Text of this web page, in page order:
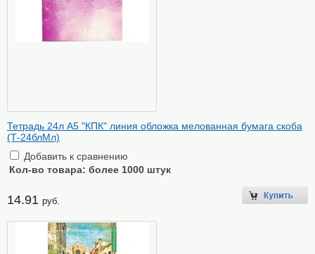
Тетрадь 24л А5 "КПК" линия обложка мелованная бумага скоба
(Т-24блМл)
Добавить к сравнению
Кол-во товара: более 1000 штук
14.91 руб.